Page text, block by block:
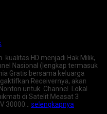
kualitas HD menjadi Hak Milik,
Nasional (lengkap termasuk
Gratis bersama keluarga
Receivernya, akan
untuk Channel Lokal
di Satelit Measat 3
30000… selengkapnya